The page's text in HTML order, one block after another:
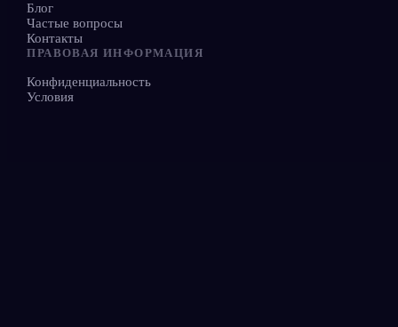
Блог
Частые вопросы
Контакты
ПРАВОВАЯ ИНФОРМАЦИЯ
Конфиденциальность
Условия